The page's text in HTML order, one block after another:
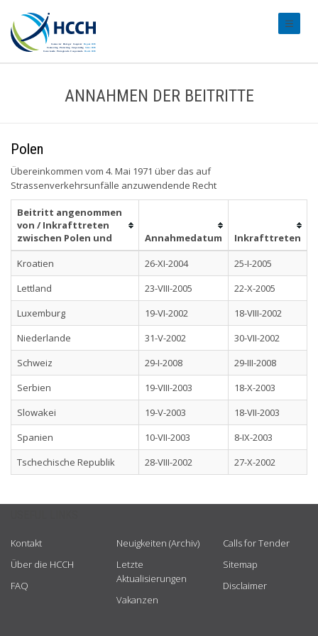
ANNAHMEN DER BEITRITTE
Polen
Übereinkommen vom 4. Mai 1971 über das auf
Strassenverkehrsunfälle anzuwendende Recht
Beitritt angenommen
von / Inkrafttreten
zwischen Polen und
Annahmedatum
Inkrafttreten
Kroatien
26-XI-2004
25-I-2005
Lettland
23-VIII-2005
22-X-2005
Luxemburg
19-VI-2002
18-VIII-2002
Niederlande
31-V-2002
30-VII-2002
Schweiz
29-I-2008
29-III-2008
Serbien
19-VIII-2003
18-X-2003
Slowakei
19-V-2003
18-VII-2003
Spanien
10-VII-2003
8-IX-2003
Tschechische Republik
28-VIII-2002 27-X-2002
Kontakt
Über die HCCH
FAQ
Neuigkeiten (Archiv)
Letzte
Aktualisierungen
Vakanzen
Calls for Tender
Sitemap
Disclaimer